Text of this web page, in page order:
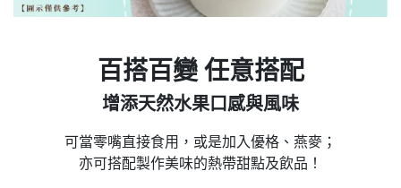
百搭百變 任意搭配
增添天然水果口感與風味
可當零嘴直接食用，或是加入優格、燕麥；
亦可搭配製作美味的熱帶甜點及飲品！